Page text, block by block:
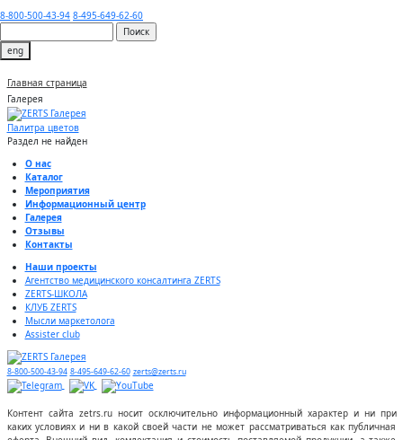
8-800-500-43-94 8-495-649-62-60
eng
Главная страница
Галерея
Палитра цветов
Раздел не найден
О нас
Каталог
Мероприятия
Информационный центр
Галерея
Отзывы
Контакты
Наши проекты
Агентство медицинского консалтинга ZERTS
ZERTS-ШКОЛА
КЛУБ ZERTS
Мысли маркетолога
Assister club
8-800-500-43-94 8-495-649-62-60 zerts@zerts.ru
Контент сайта zetrs.ru носит осключительно информационный характер и ни при
каких условиях и ни в какой своей части не может рассматриваться как публичная